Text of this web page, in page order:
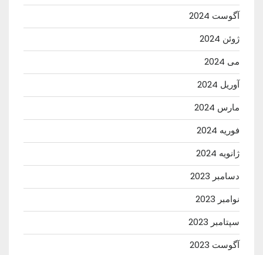
آگوست 2024
ژوئن 2024
می 2024
آوریل 2024
مارس 2024
فوریه 2024
ژانویه 2024
دسامبر 2023
نوامبر 2023
سپتامبر 2023
آگوست 2023